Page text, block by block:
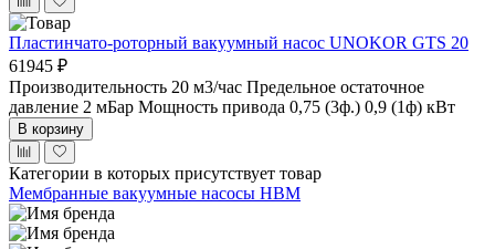
Пластинчато-роторный вакуумный насос UNOKOR GTS 20
61945 ₽
Производительность 20 м3/час Предельное остаточное
давление 2 мБар Мощность привода 0,75 (3ф.) 0,9 (1ф) кВт
В корзину
Категории в которых присутствует товар
Мембранные вакуумные насосы НВМ